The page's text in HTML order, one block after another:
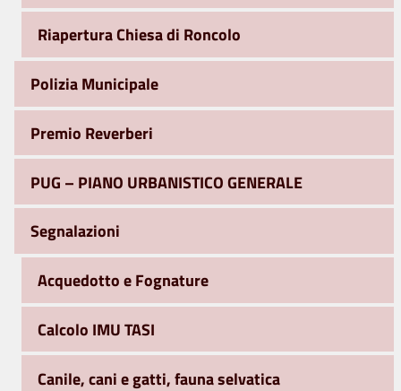
Riapertura Chiesa di Roncolo
Polizia Municipale
Premio Reverberi
PUG – PIANO URBANISTICO GENERALE
Segnalazioni
Acquedotto e Fognature
Calcolo IMU TASI
Canile, cani e gatti, fauna selvatica